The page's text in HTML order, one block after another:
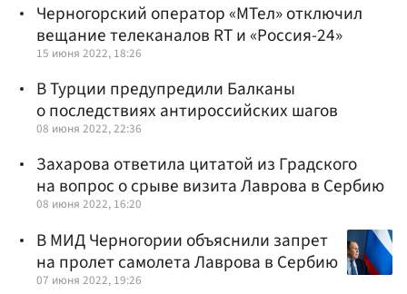
Черногорский оператор «МТел» отключил
вещание телеканалов RT и «Россия-24»
15 июня 2022, 18:26
В Турции предупредили Балканы
о последствиях антироссийских шагов
08 июня 2022, 22:36
Захарова ответила цитатой из Градского
на вопрос о срыве визита Лаврова в Сербию
08 июня 2022, 16:20
В МИД Черногории объяснили запрет
на пролет самолета Лаврова в Сербию
07 июня 2022, 19:26